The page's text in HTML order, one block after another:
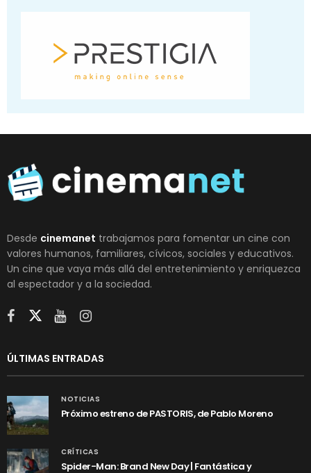
Desde cinemanet trabajamos para fomentar un cine con
valores humanos, familiares, cívicos, sociales y educativos.
Un cine que vaya más allá del entretenimiento y enriquezca
al espectador y a la sociedad.
ÚLTIMAS ENTRADAS
NOTICIAS
Próximo estreno de PASTORIS, de Pablo Moreno
CRÍTICAS
Spider-Man: Brand New Day | Fantástica y